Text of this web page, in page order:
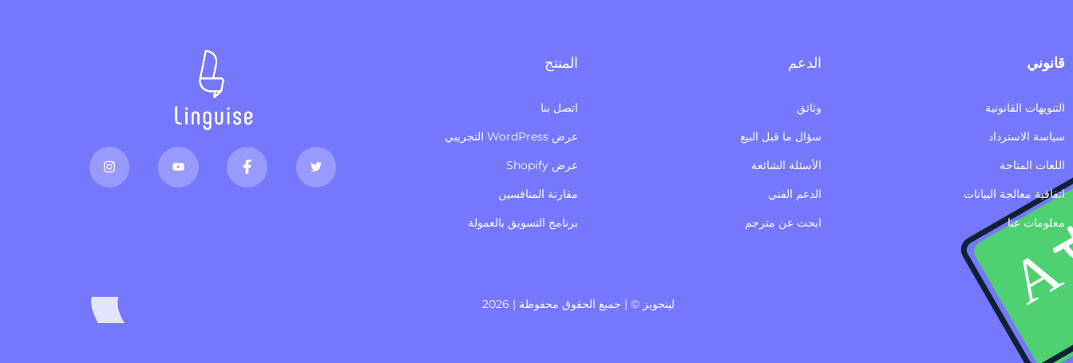
قانوني
التنويهات القانونية
سياسة الاسترداد
اللغات المتاحة
اتفاقية معالجة البيانات
معلومات عنا
الدعم
وثائق
سؤال ما قبل البيع
الأسئلة الشائعة
الدعم الفني
ابحث عن مترجم
المنتج
اتصل بنا
عرض WordPress التجريبي
عرض Shopify
مقارنة المنافسين
برنامج التسويق بالعمولة
لينجويز © | جميع الحقوق محفوظة | 2026